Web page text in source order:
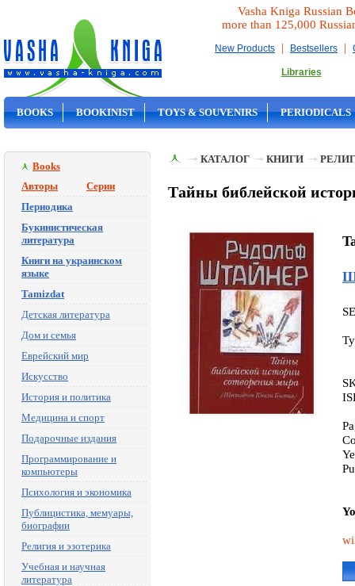
Vasha Kniga Russian
more than 125,000
New Products | Bestsellers |
Libraries
BOOKS BOOKINIST TOYS & SOUVENIRS PERIODICALS
Books
Авторы
Серии
Периодика
Букинистическая
литература
Книги на украинском
языке
Tamizdat
Детская литература
Дом и семья
Еврейский мир
Искусство
История и политика
Медицина и спорт
Подарочные издания
Программирование и
компьютеры
Психология и экономика
Публицистика, мемуары,
биографии
Религия и эзотерика
Учебная и научная
литература
КАТАЛОГ КНИГИ
Тайны библейской